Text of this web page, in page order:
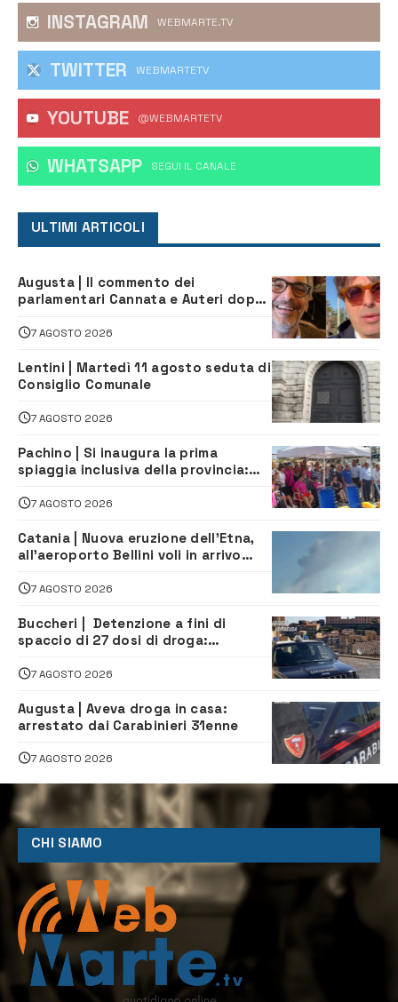
INSTAGRAM WEBMARTE.TV
TWITTER WEBMARTETV
YOUTUBE @WEBMARTETV
WHATSAPP ‎SEGUI IL CANALE
ULTIMI ARTICOLI
Augusta | Il commento dei
parlamentari Cannata e Auteri dopo
depuratore
7 AGOSTO 2026
Lentini | Martedì 11 agosto seduta di
Consiglio Comunale
7 AGOSTO 2026
Pachino | Si inaugura la prima
spiaggia inclusiva della provincia:
tutti
7 AGOSTO 2026
Catania | Nuova eruzione dell’Etna,
all’aeroporto Bellini voli in arrivo
7 AGOSTO 2026
Buccheri | Detenzione a fini di
spaccio di 27 dosi di droga:
7 AGOSTO 2026
Augusta | Aveva droga in casa:
arrestato dai Carabinieri 31enne
7 AGOSTO 2026
CHI SIAMO